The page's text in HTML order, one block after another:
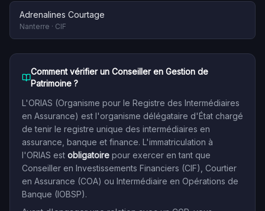
Adrenalines Courtage
Nanterre · CIF
Comment vérifier un Conseiller en Gestion de
Patrimoine ?
L'ORIAS (Organisme pour le Registre des Intermédiaires
en Assurance) est l'organisme délégataire d'État chargé
de tenir le registre unique des intermédiaires en
assurance, banque et finance. L'immatriculation à
l'ORIAS est obligatoire pour exercer en tant que
Conseiller en Investissements Financiers (CIF), Courtier
en Assurance (COA) ou Intermédiaire en Opérations de
Banque (IOBSP).